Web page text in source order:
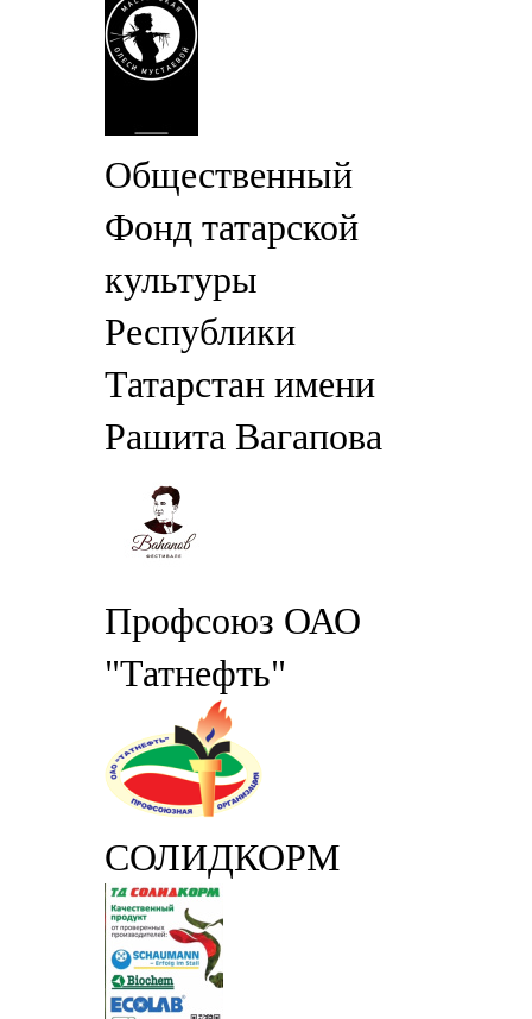
Общественный
Фонд татарской
культуры
Республики
Татарстан имени
Рашита Вагапова
Профсоюз ОАО
"Татнефть"
СОЛИДКОРМ